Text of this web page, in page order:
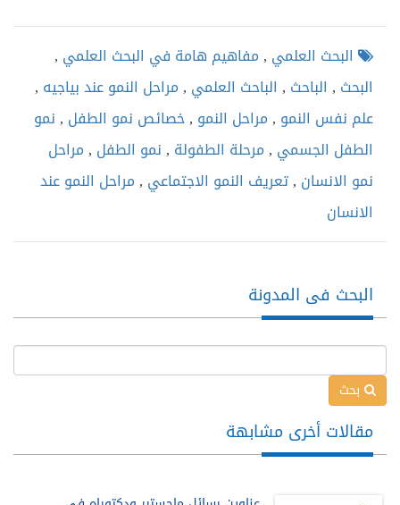
البحث العلمي ,مفاهيم هامة في البحث العلمي ,
البحث , الباحث , الباحث العلمي ,مراحل النمو عند بياجيه ,
علم نفس النمو ,مراحل النمو ,خصائص نمو الطفل ,نمو
الطفل الجسمي ,مرحلة الطفولة ,نمو الطفل ,مراحل
نمو الانسان ,تعريف النمو الاجتماعي ,مراحل النمو عند
الانسان
البحث فى المدونة
بحث
مقالات أخرى مشابهة